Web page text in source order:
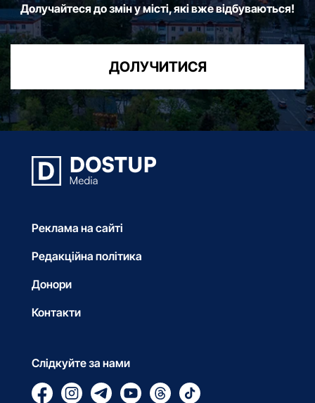
Долучайтеся до змін у місті, які вже відбуваються!
ДОЛУЧИТИСЯ
Реклама на сайті
Редакційна політика
Донори
Контакти
Слідкуйте за нами